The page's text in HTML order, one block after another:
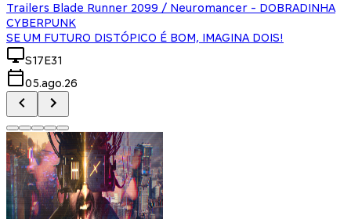
Trailers Blade Runner 2099 / Neuromancer - DOBRADINHA
CYBERPUNK
SE UM FUTURO DISTÓPICO É BOM, IMAGINA DOIS!
S17E31
05.ago.26